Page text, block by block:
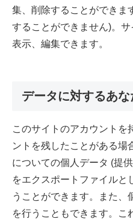
集、削除することができま
することができません)。
表示、編集できます。
データに対するあな
このサイトのアカウントを
ントを残したことがある場
についての個人データ (提
をエクスポートファイルと
うことができます。また、
を行うこともできます。こ